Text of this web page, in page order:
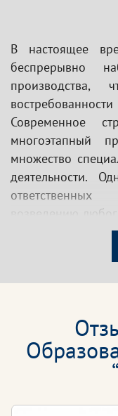
В настоящее
беспрерывно
производства,
Современное
многоэтапный
множество
деятельности.
возведению
мероприятий,
материалов и
Этот важный
успешной и
области.